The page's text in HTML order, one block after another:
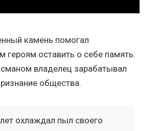
камень помогал
героям оставить о себе память.
владелец зарабатывал
общества.
охлаждал пыл своего